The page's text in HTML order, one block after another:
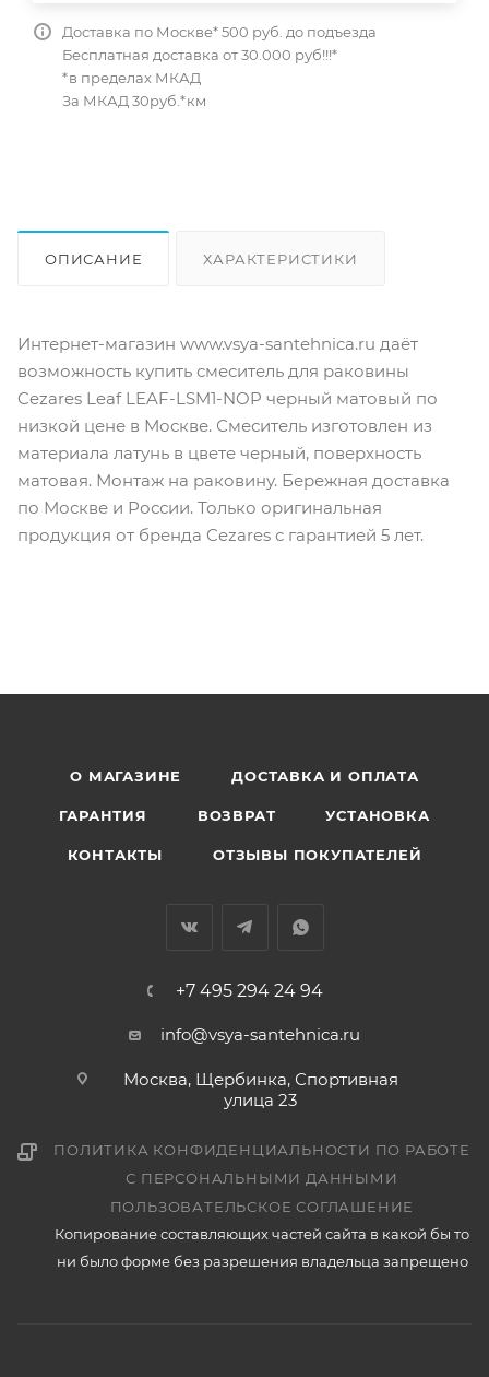
Доставка по Москве* 500 руб. до подъезда
Бесплатная доставка от 30.000 руб!!!*
*в пределах МКАД
За МКАД 30руб.*км
ОПИСАНИЕ ХАРАКТЕРИСТИКИ
Интернет-магазин www.vsya-santehnica.ru даёт
возможность купить смеситель для раковины
Cezares Leaf LEAF-LSM1-NOP черный матовый по
низкой цене в Москве. Смеситель изготовлен из
материала латунь в цвете черный, поверхность
матовая. Монтаж на раковину. Бережная доставка
по Москве и России. Только оригинальная
продукция от бренда Cezares с гарантией 5 лет.
О МАГАЗИНЕ ДОСТАВКА И ОПЛАТА
ГАРАНТИЯ ВОЗВРАТ УСТАНОВКА
КОНТАКТЫ ОТЗЫВЫ ПОКУПАТЕЛЕЙ
+7 495 294 24 94
info@vsya-santehnica.ru
Москва, Щербинка, Спортивная
улица 23
ПОЛИТИКА КОНФИДЕНЦИАЛЬНОСТИ ПО РАБОТЕ
С ПЕРСОНАЛЬНЫМИ ДАННЫМИ
ПОЛЬЗОВАТЕЛЬСКОЕ СОГЛАШЕНИЕ
Копирование составляющих частей сайта в какой бы то
ни было форме без разрешения владельца запрещено